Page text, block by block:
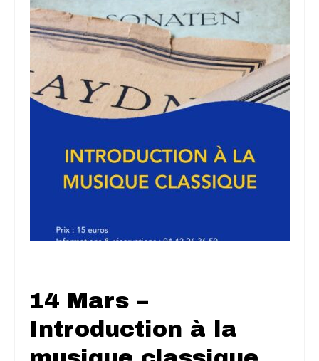
14 Mars –
Introduction à la